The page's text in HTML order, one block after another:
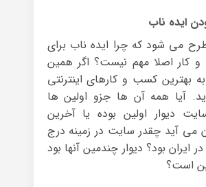
ایده ناب
می شود که چرا ایده ناب برای
کار اصلا مهم نیست؟ اگر همین
بهترین کسب و کارهای اینترنتی
آیا همه آن ها جزو اولین ها
دیوار اولین بوده یا آخرین
می آید چقدر سایت در زمینه درج
ایران بود؟ دیوار چندمین آنها بود
است؟